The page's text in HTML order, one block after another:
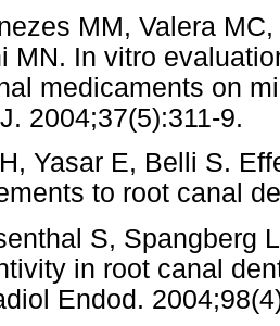
MM, Valera
MN. In vitro
medicaments on
2004;37(5):311-9.
Yasar E, Belli S.
to root canal
S, Spangberg
in root canal
Endod.